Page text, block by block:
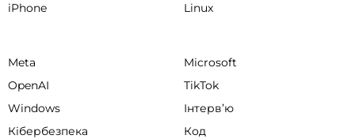
iPhone
Linux
Meta
Microsoft
OpenAI
TikTok
Windows
Інтервʼю
Кібербезпека
Код